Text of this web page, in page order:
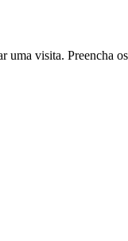
uma visita. Preencha